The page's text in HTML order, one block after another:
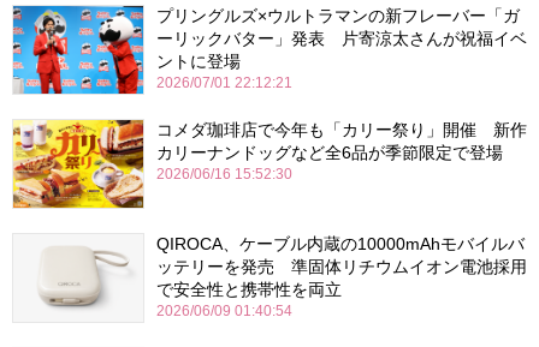
プリングルズ×ウルトラマンの新フレーバー「ガ
ーリックバター」発表 片寄涼太さんが祝福イベ
ントに登場
2026/07/01 22:12:21
コメダ珈琲店で今年も「カリー祭り」開催 新作
カリーナンドッグなど全6品が季節限定で登場
2026/06/16 15:52:30
QIROCA、ケーブル内蔵の10000mAhモバイルバ
ッテリーを発売 準固体リチウムイオン電池採用
で安全性と携帯性を両立
2026/06/09 01:40:54